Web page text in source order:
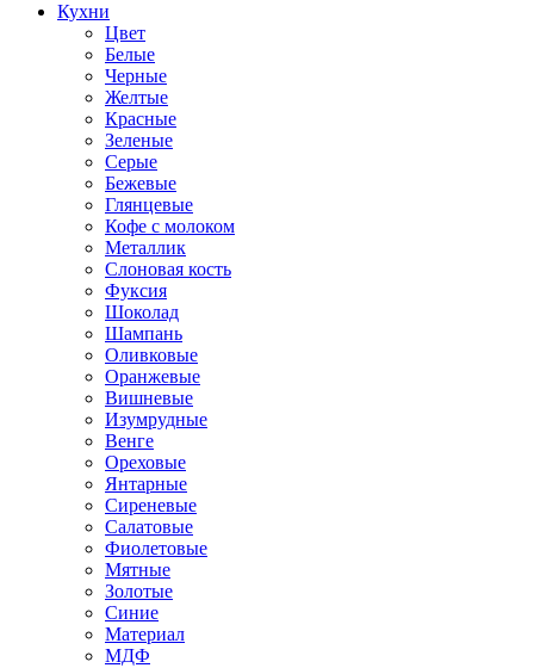
Кухни
Цвет
Белые
Черные
Желтые
Красные
Зеленые
Серые
Бежевые
Глянцевые
Кофе с молоком
Металлик
Слоновая кость
Фуксия
Шоколад
Шампань
Оливковые
Оранжевые
Вишневые
Изумрудные
Венге
Ореховые
Янтарные
Сиреневые
Салатовые
Фиолетовые
Мятные
Золотые
Синие
Материал
МДФ